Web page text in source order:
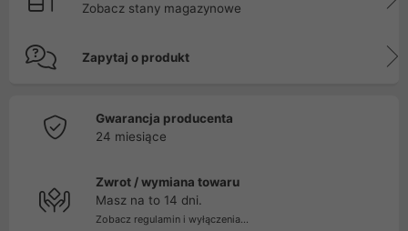
Zobacz stany magazynowe
Zapytaj o produkt
Gwarancja producenta
24 miesiące
Zwrot / wymiana towaru
Masz na to 14 dni.
Zobacz regulamin i wyłączenia...